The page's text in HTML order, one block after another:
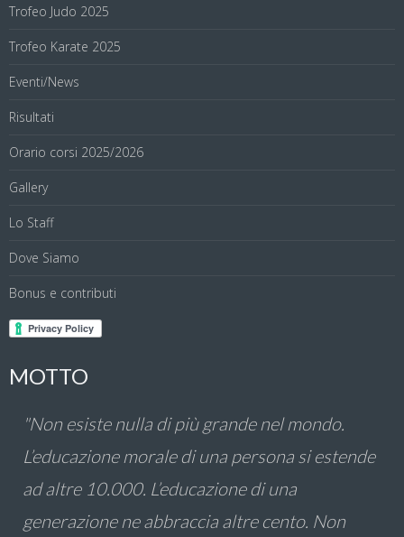
Trofeo Judo 2025
Trofeo Karate 2025
Eventi/News
Risultati
Orario corsi 2025/2026
Gallery
Lo Staff
Dove Siamo
Bonus e contributi
MOTTO
"Non esiste nulla di più grande nel mondo.
L’educazione morale di una persona si estende
ad altre 10.000. L’educazione di una
generazione ne abbraccia altre cento. Non